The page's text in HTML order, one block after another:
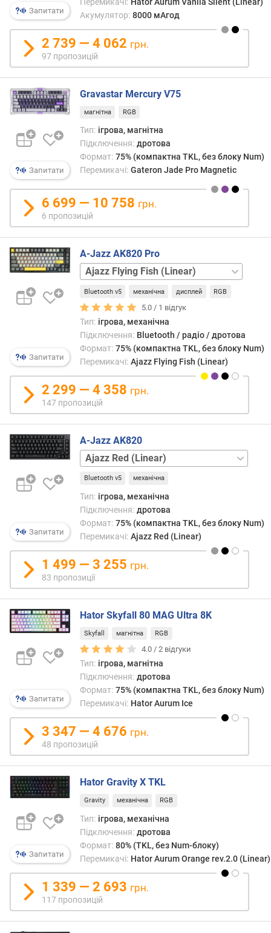
а
ч
в
и
л
а
а
т
с
к
а
н
н
я
(
г
)
м
х
і
д
(
м
а
г
н
і
н
і
м
м
)
м
а
с
.
і
д
м
а
г
н
і
т
і
)
м
м
х
і
д
д
о
Запитати
Акумулятор: 8000 мАгод
2 739 — 4 062 грн.
97 пропозицій
Запитати
Gravastar Mercury V75
магнітна RGB
Тип: ігрова, магнітна
Підключення: дротова
Формат: 75% (компактна TKL, без блоку Num)
Перемикачі: Gateron Jade Pro Magnetic
6 699 — 10 758 грн.
6 пропозицій
Запитати
A-Jazz AK820 Pro
Ajazz
Gift
(Linear)Epomaker
Creamy
Jade
(Linear)
Bluetooth v5 механічна дисплей RGB
5.0 / 1 відгук
Тип: ігрова, механічна
Підключення: Bluetooth / радіо / дротова
Формат: 75% (компактна TKL, без блоку Num)
Перемикачі: Ajazz Flying Fish (Linear)
2 299 — 4 358 грн.
147 пропозицій
Запитати
A-Jazz AK820
Ajazz
Cyan
(Linear)Ajazz
Moon
Yellow
(Linear)Epomaker
Sea
Salt
Silent
(Linear)Mille
Feuille
Bluetooth v5 механічна
Тип: ігрова, механічна
Підключення: дротова
Формат: 75% (компактна TKL, без блоку Num)
Перемикачі: Ajazz Red (Linear)
1 499 — 3 255 грн.
83 пропозиції
Запитати
Hator Skyfall 80 MAG Ultra 8K
Skyfall магнітна RGB
4.0 /2 відгуки
Тип: ігрова, магнітна
Підключення: дротова
Формат: 75% (компактна TKL, без блоку Num)
Перемикачі: Hator Aurum Ice
3 347 — 4 676 грн.
48 пропозицій
Запитати
Hator Gravity X TKL
Gravity механічна RGB
Тип: ігрова, механічна
Підключення: дротова
Формат: 80% (TKL, без Num-блоку)
Перемикачі: Hator Aurum Orange rev.2.0 (Linear)
1 339 — 2 693 грн.
117 пропозицій